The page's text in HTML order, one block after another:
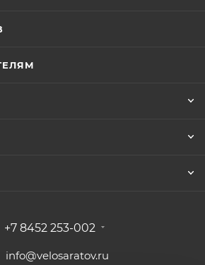
+7 8452 253-002
info@velosaratov.ru